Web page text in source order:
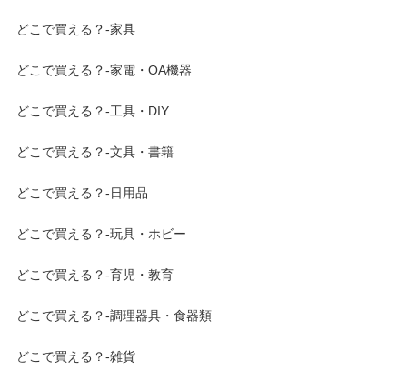
どこで買える？-家具
どこで買える？-家電・OA機器
どこで買える？-工具・DIY
どこで買える？-文具・書籍
どこで買える？-日用品
どこで買える？-玩具・ホビー
どこで買える？-育児・教育
どこで買える？-調理器具・食器類
どこで買える？-雑貨